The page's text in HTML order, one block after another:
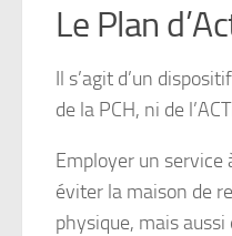
Le Plan
Il s’agit d’un
de la PCH, ni de
Employer un service
éviter la maison de
physique, mais